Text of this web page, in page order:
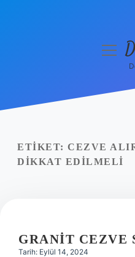
Yasal Uyarı
ETIKET: CEZVE
DIKKAT EDILMELI
GRANIT
Tarih: Eylül 14, 2024